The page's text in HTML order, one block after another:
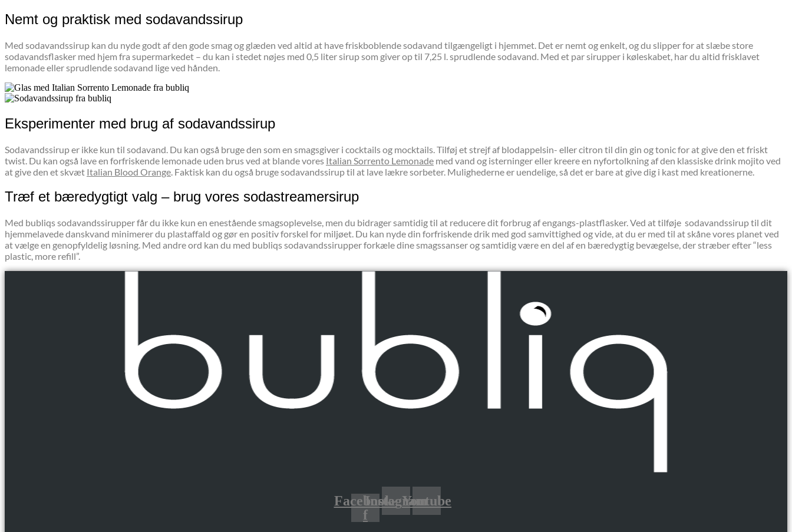
Nemt og praktisk med sodavandssirup
Med sodavandssirup kan du nyde godt af den gode smag og glæden ved altid at have friskboblende sodavand tilgængeligt i hjemmet. Det er nemt og enkelt, og du slipper for at slæbe store
sodavandsflasker med hjem fra supermarkedet – du kan i stedet nøjes med 0,5 liter sirup som giver op til 7,25 l. sprudlende sodavand. Med et par sirupper i køleskabet, har du altid frisklavet
lemonade eller sprudlende sodavand lige ved hånden.
Eksperimenter med brug af sodavandssirup
Sodavandssirup er ikke kun til sodavand. Du kan også bruge den som en smagsgiver i cocktails og mocktails. Tilføj et strejf af blodappelsin- eller citron til din gin og tonic for at give den et friskt
twist. Du kan også lave en forfriskende lemonade uden brus ved at blande vores Italian Sorrento Lemonade med vand og isterninger eller kreere en nyfortolkning af den klassiske drink mojito ved
at give den et skvæt Italian Blood Orange . Faktisk kan du også bruge sodavandssirup til at lave lækre sorbeter. Mulighederne er uendelige, så det er bare at give dig i kast med kreationerne.
Træf et bæredygtigt valg – brug vores sodastreamersirup
Med bubliqs sodavandssirupper får du ikke kun en enestående smagsoplevelse, men du bidrager samtidig til at reducere dit forbrug af engangs-plastflasker. Ved at tilføje sodavandssirup til dit
hjemmelavede danskvand minimerer du plastaffald og gør en positiv forskel for miljøet. Du kan nyde din forfriskende drik med god samvittighed og vide, at du er med til at skåne vores planet ved
at vælge en genopfyldelig løsning. Med andre ord kan du med bubliqs sodavandssirupper forkæle dine smagssanser og samtidig være en del af en bæredygtig bevægelse, der stræber efter “less
plastic, more refill”.
Facebook-
f
InstagramYoutube